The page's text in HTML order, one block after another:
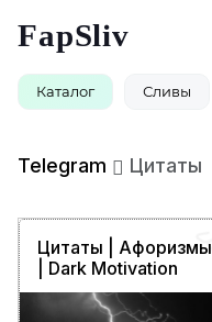
FapSliv
Каталог Сливы
Telegram Цитаты
Цитаты | Афоризмы
| Dark Motivation